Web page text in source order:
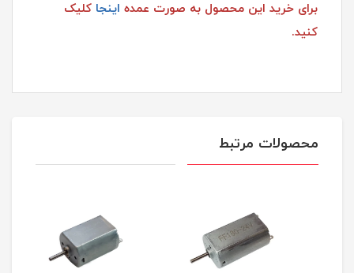
برای خرید این محصول به صورت عمده اینجا کلیک
کنید.
محصولات مرتبط